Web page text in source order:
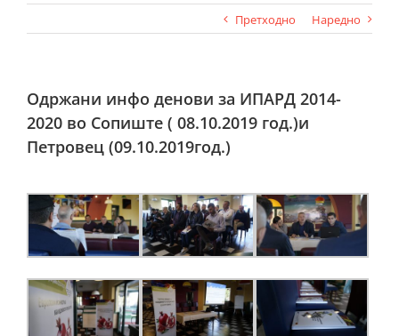
Претходно Наредно
Одржани инфо денови за ИПАРД 2014-
2020 во Сопиште ( 08.10.2019 год.)и
Петровец (09.10.2019год.)